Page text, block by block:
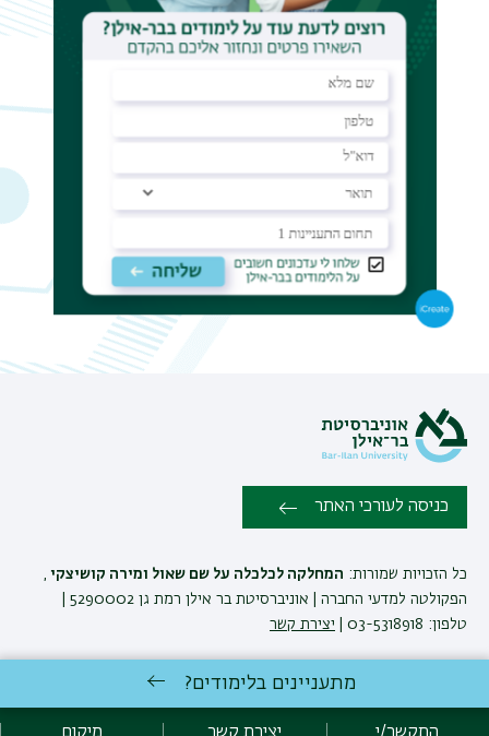
כניסה לעורכי האתר
כל הזכויות שמורות: המחלקה לכלכלה על שם שאול ומירה קושיצקי
טלפון: 03-5318918 |
יצירת קשר
המחלקה לכלכלה ע'ש שאול ומירה קושיצקי שומרת לעצמה את הזכות
מתעניינים בלימודים?